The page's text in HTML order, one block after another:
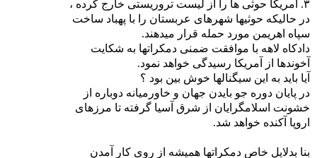
۳. آمریکا حوثی ها را از لیست تروریستی خارج کرده ،
در حالیکه حوثیها شهرهای عربستان را با پهباد ساخت
سپاه اهریمن مورد حمله قرار میدهند.
دادکاه لاهه با موافقت ضمنی دمکراتها به شکایت
آخوندها از آمریکا رسیدگی خواهد نمود.
آیا باید به این سیگنالها خوش بین بود ؟
در پایان دوره جو بایدن جهان و خاورمیانه دوباره از
خشونت اسلامگرایان از شرق آسیا گرفته تا مرزهای
اروپا آکنده خواهد شد.
بنا بدلایل خاص دمکراتها همیشه از روی کار آمدن